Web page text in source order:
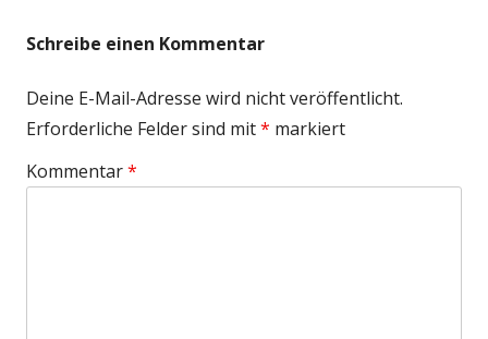
Schreibe einen Kommentar
Deine E-Mail-Adresse wird nicht veröffentlicht.
Erforderliche Felder sind mit* markiert
Kommentar*